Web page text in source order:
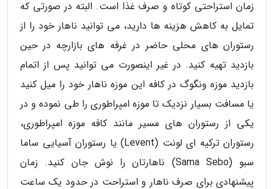
زمان استراحتی کوتاه و صرف غذا است. البته در صورتی که
تمایل به کاهش هزینه ها دارید، می توانید ناهار خود را از
رستوران های محلی حاضر در غرفه های بازارچه در حین
بازدید تهیه کنید. در غیر اینصورت می توانید پس از اتمام
بازدید موزه ونگوگ در کافه این موزه ناهار خود را میل کنید
یا مسافت بسیار نزدیک تا موزه امپراطوری را طی نموده و در
یکی از رستوران های مسیر مانند کافه موزه امپراطوری،
رستوران ترکیه ای لونت (Levent) یا رستوران آسیایی ساما
سبو (Sama Sebo) ناهارتان را نوش جان کنید. زمان
پیشنهادی برای صرف ناهار و استراحت در حدود یک ساعت